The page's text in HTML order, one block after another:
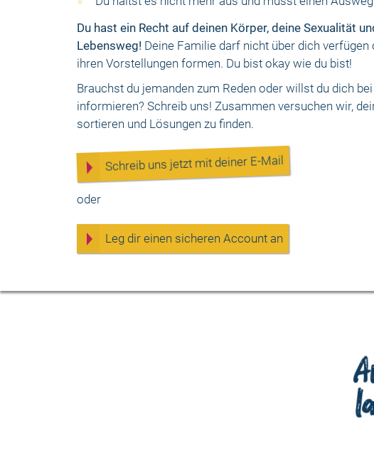
Du hast ein Recht auf deinen Körper, deine Sexualität
Lebensweg! Deine Familie darf nicht über dich verfügen
ihren Vorstellungen formen. Du bist okay wie du bist!
Brauchst du jemanden zum Reden oder willst du dich
informieren? Schreib uns! Zusammen versuchen wir,
sortieren und Lösungen zu finden.
Schreib uns jetzt mit deiner E-Mail
oder
Leg dir einen sicheren Account an